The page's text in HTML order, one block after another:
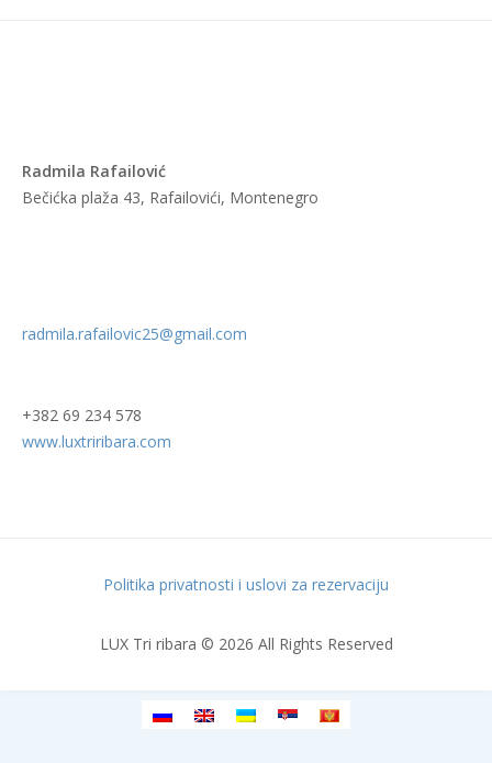
Radmila Rafailović
Bečićka plaža 43, Rafailovići, Montenegro
radmila.rafailovic25@gmail.com
+382 69 234 578
www.luxtriribara.com
LUX Tri ribara © 2026 All Rights Reserved
Politika privatnosti i uslovi za rezervaciju